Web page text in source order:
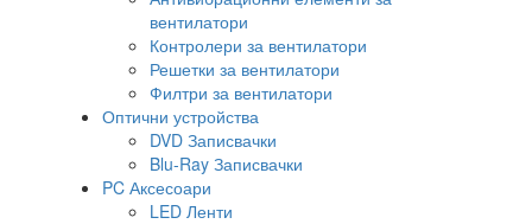
вентилатори
Контролери за вентилатори
Решетки за вентилатори
Филтри за вентилатори
Оптични устройства
DVD Записвачки
Blu-Ray Записвачки
PC Аксесоари
LED Ленти